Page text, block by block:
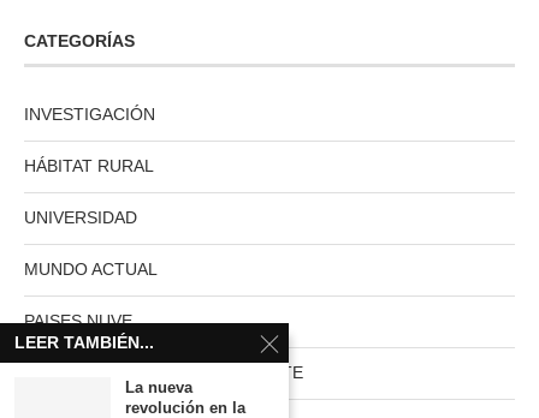
CATEGORÍAS
INVESTIGACIÓN
HÁBITAT RURAL
UNIVERSIDAD
MUNDO ACTUAL
PAISES NUVE
HABITAT RURAL AUTOSUFICIENTE
LEER TAMBIÉN...
La nueva
revolución en la